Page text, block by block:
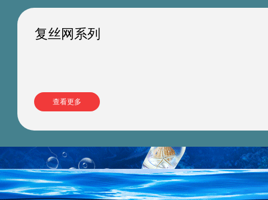
复丝网系列
查看更多